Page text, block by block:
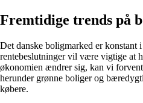
Fremtidige trends på
Det danske boligmarked er
rentebeslutninger vil være vigtige at
økonomien ændrer sig, kan vi
herunder grønne boliger og
købere.